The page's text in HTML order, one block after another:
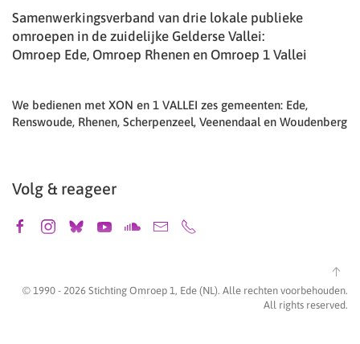
Samenwerkingsverband van drie lokale publieke
omroepen in de zuidelijke Gelderse Vallei:
Omroep Ede, Omroep Rhenen en Omroep 1 Vallei
We bedienen met XON en 1 VALLEI zes gemeenten: Ede,
Renswoude, Rhenen, Scherpenzeel, Veenendaal en Woudenberg
Volg & reageer
© 1990 - 2026 Stichting Omroep 1, Ede (NL). Alle rechten voorbehouden.
All rights reserved.